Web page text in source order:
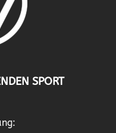
SPORT